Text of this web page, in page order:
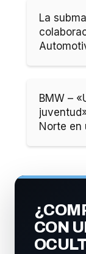
La
BMW –
Norte en
CON